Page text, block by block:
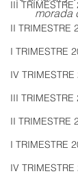
III TRIMESTRE
II TRIMESTRE
I TRIMESTRE
IV
III TRIMESTRE
II TRIMESTRE
I TRIMESTRE
IV TRIMESTRE
morada